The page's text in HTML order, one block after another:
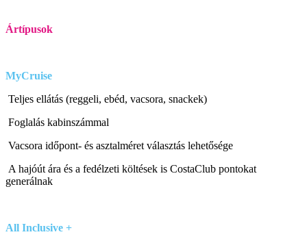
Ártípusok
MyCruise
Teljes ellátás (reggeli, ebéd, vacsora, snackek)
Foglalás kabinszámmal
Vacsora időpont- és asztalméret választás lehetősége
A hajóút ára és a fedélzeti költések is CostaClub pontokat
generálnak
All Inclusive +